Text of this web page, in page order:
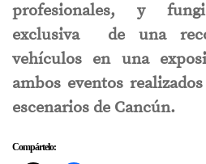
profesionales, y
exclusiva de una
vehículos en una
ambos eventos
escenarios de Cancún.
Compártelo: